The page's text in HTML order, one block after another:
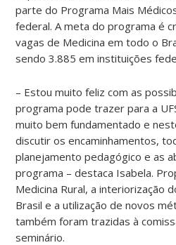
parte do Programa Mais
federal. A meta do programa é
vagas de Medicina em todo o
sendo 3.885 em instituições
– Estou muito feliz com as
programa pode trazer para a
muito bem fundamentado e
discutir os encaminhamentos,
planejamento pedagógico e as
programa – destaca Isabela.
Medicina Rural, a interiorização
Brasil e a utilização de novos
também foram trazidas à
seminário.